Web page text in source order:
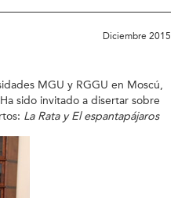
Diciembre 2015
MGU y RGGU en Moscú,
sido invitado a disertar sobre
La Rata y El espantapájaros